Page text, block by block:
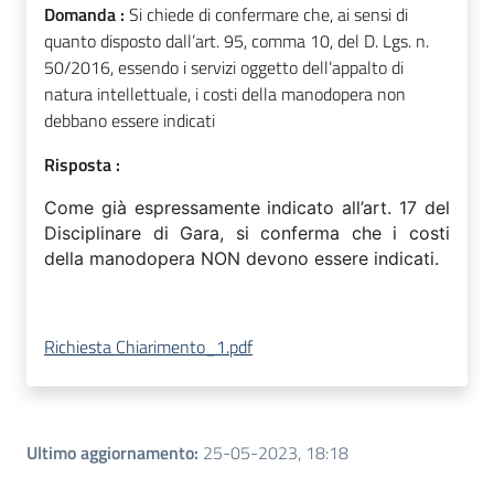
Domanda : Si chiede di confermare che, ai sensi di
quanto disposto dall’art. 95, comma 10, del D. Lgs. n.
50/2016, essendo i servizi oggetto dell’appalto di
natura intellettuale, i costi della manodopera non
debbano essere indicati
Risposta :
Come già espressamente indicato all’art. 17 del
Disciplinare di Gara, si conferma che i costi
della manodopera NON devono essere indicati.
Richiesta Chiarimento_1.pdf
Ultimo aggiornamento: 25-05-2023, 18:18